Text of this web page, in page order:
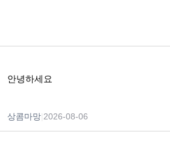
안녕하세요
상콤마망 2026-08-06